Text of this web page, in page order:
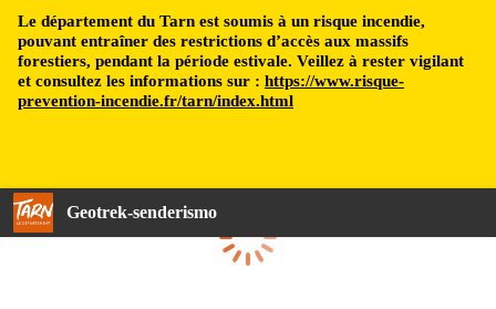
Le département du Tarn est soumis à un risque incendie,
pouvant entraîner des restrictions d’accès aux massifs
forestiers, pendant la période estivale. Veillez à rester vigilant
et consultez les informations sur : https://www.risque-
prevention-incendie.fr/tarn/index.html
Geotrek-senderismo
Cargando